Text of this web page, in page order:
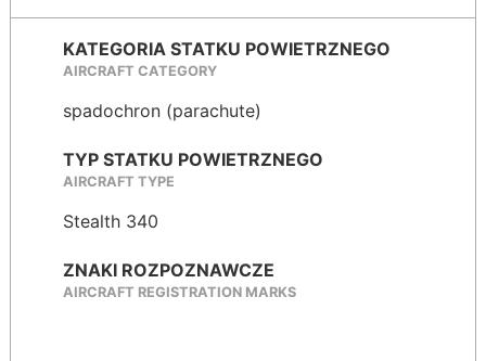
KATEGORIA STATKU POWIETRZNEGO
AIRCRAFT CATEGORY
spadochron (parachute)
TYP STATKU POWIETRZNEGO
AIRCRAFT TYPE
Stealth 340
ZNAKI ROZPOZNAWCZE
AIRCRAFT REGISTRATION MARKS